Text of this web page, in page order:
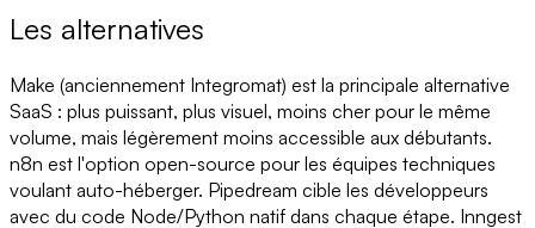
Les alternatives
Make (anciennement Integromat) est la principale alternative
SaaS : plus puissant, plus visuel, moins cher pour le même
volume, mais légèrement moins accessible aux débutants.
n8n est l'option open-source pour les équipes techniques
voulant auto-héberger. Pipedream cible les développeurs
avec du code Node/Python natif dans chaque étape. Inngest